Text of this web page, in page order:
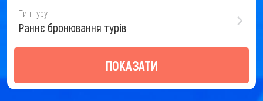
Тип туру
Раннє бронювання турів
ПОКАЗАТИ